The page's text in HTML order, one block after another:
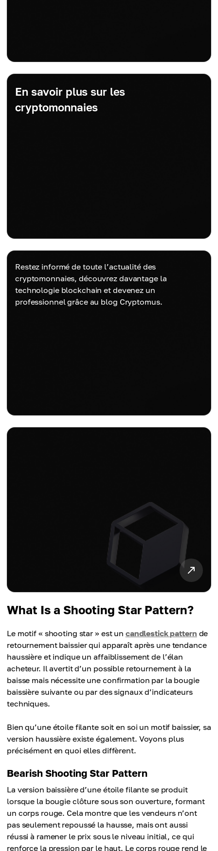
En savoir plus sur les
cryptomonnaies
Restez informé de toute l’actualité des
cryptomonnaies, découvrez davantage la
technologie blockchain et devenez un
professionnel grâce au blog Cryptomus.
What Is a Shooting Star Pattern?
Le motif « shooting star » est un candlestick pattern de
retournement baissier qui apparaît après une tendance
haussière et indique un affaiblissement de l’élan
acheteur. Il avertit d’un possible retournement à la
baisse mais nécessite une confirmation par la bougie
baissière suivante ou par des signaux d’indicateurs
techniques.
Bien qu’une étoile filante soit en soi un motif baissier, sa
version haussière existe également. Voyons plus
précisément en quoi elles diffèrent.
Bearish Shooting Star Pattern
La version baissière d’une étoile filante se produit
lorsque la bougie clôture sous son ouverture, formant
un corps rouge. Cela montre que les vendeurs n’ont
pas seulement repoussé la hausse, mais ont aussi
réussi à ramener le prix sous le niveau initial, ce qui
renforce la pression par le haut. Le corps rouge rend le